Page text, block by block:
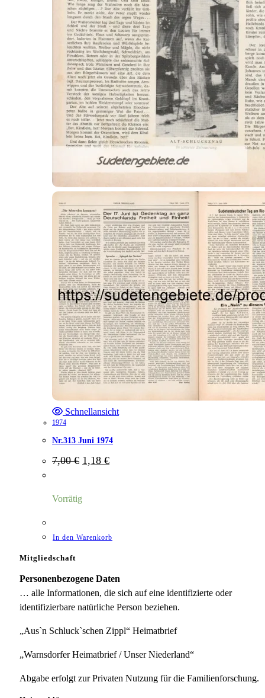
Schnellansicht
1974
Nr.313 Juni 1974
7,00€ Ursprünglicher
Preis
1,18 €Aktueller
Preis
Vorrätig
In den Warenkorb
Mitgliedschaft
Personenbezogene Daten
… alle Informationen, die sich auf eine identifizierte oder
identifizierbare natürliche Person beziehen.
„Aus`n Schluck`schen Zippl“ Heimatbrief
„Warnsdorfer Heimatbrief / Unser Niederland“
Abgabe erfolgt zur Privaten Nutzung für die Familienforschung.